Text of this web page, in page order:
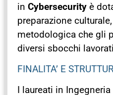
in Cybersecurity è
preparazione
metodologica che gli
diversi sbocchi
FINALITA’ E
I laureati in